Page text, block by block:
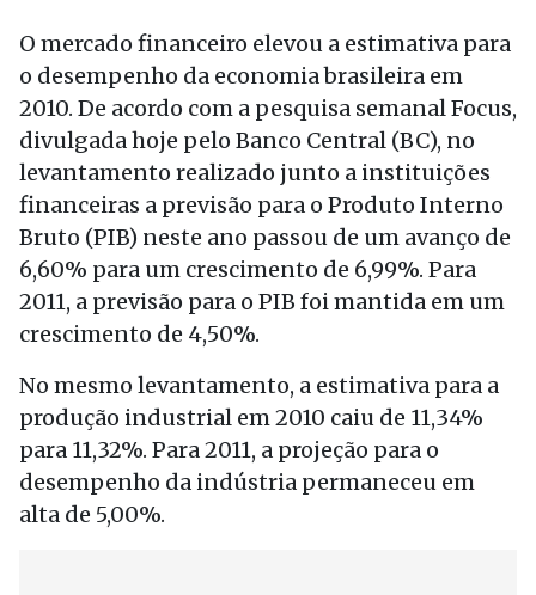
O mercado financeiro elevou a estimativa para
o desempenho da economia brasileira em
2010. De acordo com a pesquisa semanal Focus,
divulgada hoje pelo Banco Central (BC), no
levantamento realizado junto a instituições
financeiras a previsão para o Produto Interno
Bruto (PIB) neste ano passou de um avanço de
6,60% para um crescimento de 6,99%. Para
2011, a previsão para o PIB foi mantida em um
crescimento de 4,50%.
No mesmo levantamento, a estimativa para a
produção industrial em 2010 caiu de 11,34%
para 11,32%. Para 2011, a projeção para o
desempenho da indústria permaneceu em
alta de 5,00%.